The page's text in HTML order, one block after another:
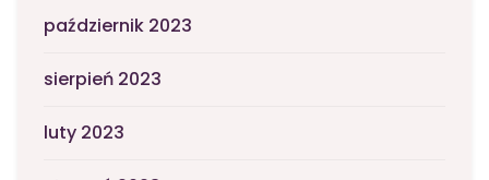
październik 2023
sierpień 2023
luty 2023